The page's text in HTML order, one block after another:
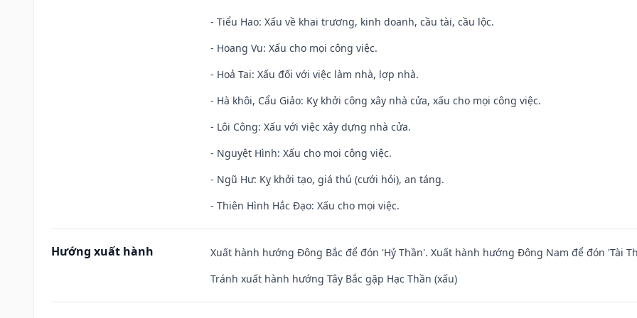
- Tiểu Hao: Xấu về khai trương, kinh doanh, cầu tài, cầu lộc.
- Hoang Vu: Xấu cho mọi công việc.
- Hoả Tai: Xấu đối với việc làm nhà, lợp nhà.
- Hà khôi, Cẩu Giảo: Kỵ khởi công xây nhà cửa, xấu cho mọi công việc.
- Lôi Công: Xấu với việc xây dựng nhà cửa.
- Nguyệt Hình: Xấu cho mọi công việc.
- Ngũ Hư: Kỵ khởi tạo, giá thú (cưới hỏi), an táng.
- Thiên Hình Hắc Đạo: Xấu cho mọi việc.
Hướng xuất hành
Xuất hành hướng Đông Bắc để đón 'Hỷ Thần'. Xuất hành hướng Đông Nam để đón 'Tài
Tránh xuất hành hướng Tây Bắc gặp Hạc Thần (xấu)